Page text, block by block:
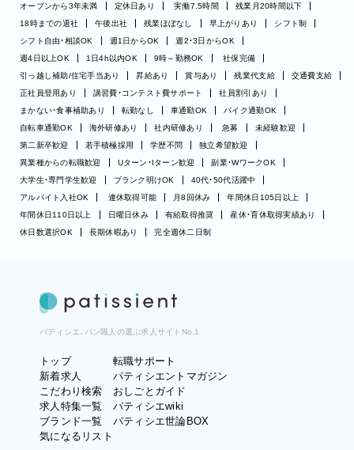
オープンから3年未満
定休日あり 実働7.5時間
残業月20時間以下
18時までの退社
午後出社 残業ほぼなし 早上がりあり
シフト制
シフト自由・相談OK
週1日からOK
週2・3日からOK
週4日以上OK
1日4h以内OK 9時～勤務OK
社保完備
引っ越し補助/住宅手当あり
昇給あり 賞与あり 残業代支給
交通費支給
正社員登用あり
講習費・コンテスト費サポート
社員割引あり
まかない・食事補助あり
転勤なし 車通勤OK
バイク通勤OK
自転車通勤OK
海外研修あり 社内研修あり 急募
未経験歓迎
第二新卒歓迎
若手積極採用 学歴不問
独立希望歓迎
異業種からの転職歓迎
Uターン・Iターン歓迎
副業・WワークOK
大学生・専門学生歓迎
ブランク明けOK
40代・50代活躍中
アルバイト入社OK
連休取得可能 月8回休み
年間休日105日以上
年間休日110日以上
日曜日休み 有給取得推奨
産休・育休取得実績あり
休日数選択OK
長期休暇あり 完全週休二日制
パティシエ、パン職人の選ぶ求人サイトNo.1
トップ
新着求人
こだわり検索
求人特集一覧
ブランド一覧
気になるリスト
転職サポート
パティシエントマガジン
おしごとガイド
パティシエwiki
パティシエ世論BOX